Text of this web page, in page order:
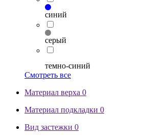
синий
серый
темно-синий
Смотреть все
Материал верха 0
Материал подкладки 0
Вид застежки 0